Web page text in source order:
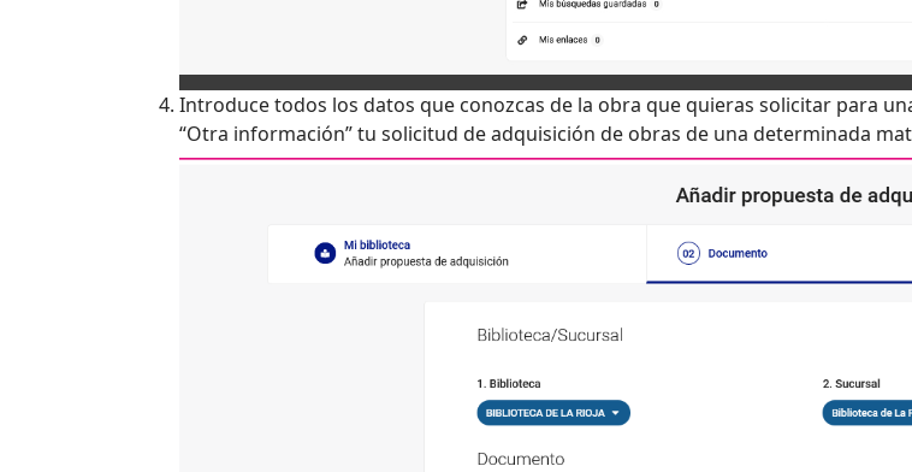
Introduce todos los datos que conozcas de la obra que quieras solicitar para
“Otra información” tu solicitud de adquisición de obras de una determinada